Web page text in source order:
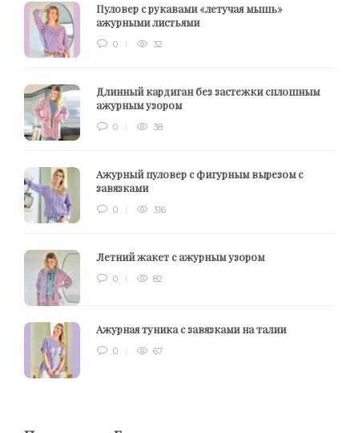
Пуловер с рукавами «летучая мышь»
ажурными листьями
0 32
Длинный кардиган без застежки сплошным
ажурным узором
0 38
Ажурный пуловер с фигурным вырезом с
завязками
0 316
Летний жакет с ажурным узором
0 82
Ажурная туника с завязками на талии
0 67